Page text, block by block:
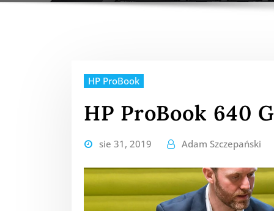
HP ProBook
HP ProBook 640
sie 31, 2019 Adam Szczepański